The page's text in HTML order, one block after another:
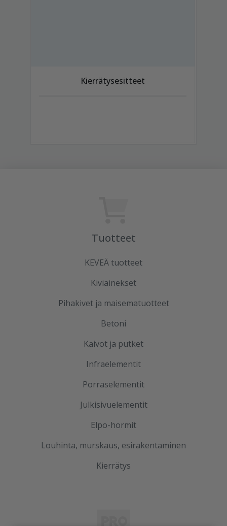
Kierrätysesitteet
Tuotteet
KEVEÄ tuotteet
Kiviainekset
Pihakivet ja maisematuotteet
Betoni
Kaivot ja putket
Infraelementit
Porraselementit
Julkisivuelementit
Elpo-hormit
Louhinta, murskaus, esirakentaminen
Kierrätys